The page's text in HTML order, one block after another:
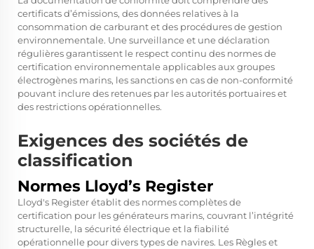
certificats d’émissions, des données relatives à la
consommation de carburant et des procédures de gestion
environnementale. Une surveillance et une déclaration
régulières garantissent le respect continu des normes de
certification environnementale applicables aux groupes
électrogènes marins, les sanctions en cas de non-conformité
pouvant inclure des retenues par les autorités portuaires et
des restrictions opérationnelles.
Exigences des sociétés de
classification
Normes Lloyd’s Register
Lloyd's Register établit des normes complètes de
certification pour les générateurs marins, couvrant l’intégrité
structurelle, la sécurité électrique et la fiabilité
opérationnelle pour divers types de navires. Les Règles et